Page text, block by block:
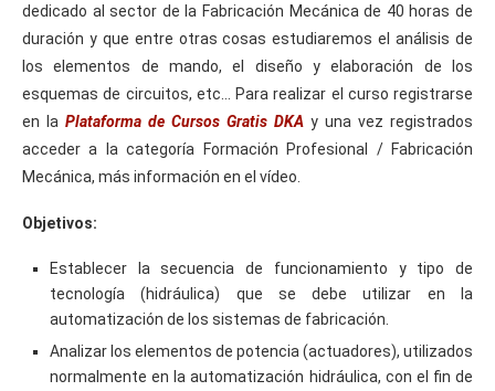
dedicado al sector de la Fabricación Mecánica de 40 horas de
duración y que entre otras cosas estudiaremos el análisis de
los elementos de mando, el diseño y elaboración de los
esquemas de circuitos, etc… Para realizar el curso registrarse
en la Plataforma de Cursos Gratis DKA y una vez registrados
acceder a la categoría Formación Profesional / Fabricación
Mecánica, más información en el vídeo.
Objetivos:
Establecer la secuencia de funcionamiento y tipo de
tecnología (hidráulica) que se debe utilizar en la
automatización de los sistemas de fabricación.
Analizar los elementos de potencia (actuadores), utilizados
normalmente en la automatización hidráulica, con el fin de